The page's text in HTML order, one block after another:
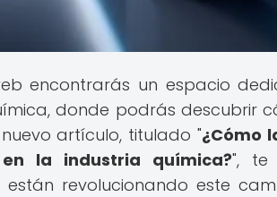
encontrarás un espacio
donde podrás descubrir
artículo, titulado "¿Cómo
la industria química?", te
revolucionando este